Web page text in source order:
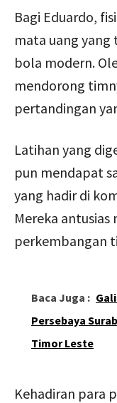
Bagi Eduardo,
mata uang
bola modern.
mendorong
pertandingan
Latihan yang
pun mendapat
yang hadir di
Mereka
perkembangan
Baca Juga :
Persebaya
Timor Leste
Kehadiran para